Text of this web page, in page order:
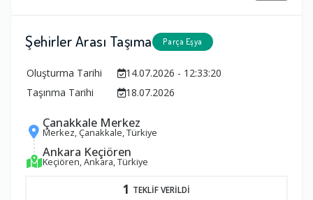
Şehirler Arası Taşıma Parça Eşya
Oluşturma Tarihi
14.07.2026 - 12:33:20
Taşınma Tarihi
18.07.2026
Çanakkale Merkez
Merkez, Çanakkale, Türkiye
Ankara Keçiören
Keçiören, Ankara, Türkiye
1 TEKLİF VERİLDİ